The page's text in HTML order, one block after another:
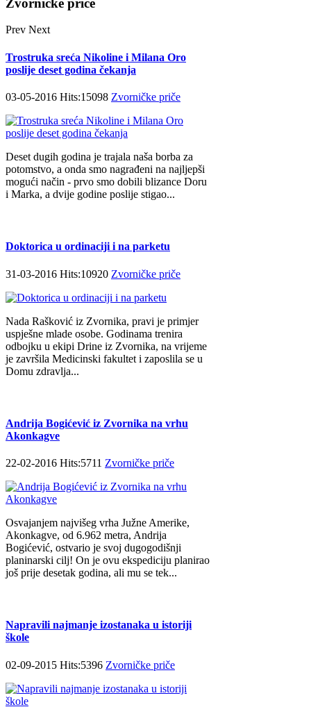
Zvorničke priče
Prev Next
Trostruka sreća Nikoline i Milana Oro
poslije deset godina čekanja
03-05-2016 Hits:15098 Zvorničke priče
Deset dugih godina je trajala naša borba za
potomstvo, a onda smo nagrađeni na najljepši
mogući način - prvo smo dobili blizance Doru
i Marka, a dvije godine poslije stigao...
Doktorica u ordinaciji i na parketu
31-03-2016 Hits:10920 Zvorničke priče
Nada Rašković iz Zvornika, pravi je primjer
uspješne mlade osobe. Godinama trenira
odbojku u ekipi Drine iz Zvornika, na vrijeme
je završila Medicinski fakultet i zaposlila se u
Domu zdravlja...
Andrija Bogićević iz Zvornika na vrhu
Akonkagve
22-02-2016 Hits:5711 Zvorničke priče
Osvajanjem najvišeg vrha Južne Amerike,
Akonkagve, od 6.962 metra, Andrija
Bogićević, ostvario je svoj dugogodišnji
planinarski cilj! On je ovu ekspediciju planirao
još prije desetak godina, ali mu se tek...
Napravili najmanje izostanaka u istoriji
škole
02-09-2015 Hits:5396 Zvorničke priče